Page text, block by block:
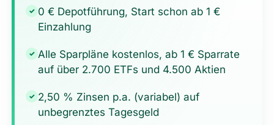
✓ 0 € Depotführung, Start schon ab 1 €
Einzahlung
✓ Alle Sparpläne kostenlos, ab 1 € Sparrate
auf über 2.700 ETFs und 4.500 Aktien
✓ 2,50 % Zinsen p.a. (variabel) auf
unbegrenztes Tagesgeld